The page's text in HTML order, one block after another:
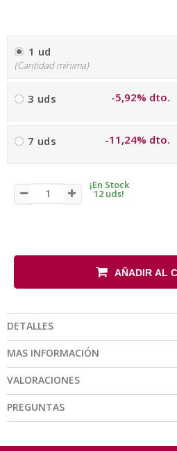
1 ud
(Cantidad mínima)
3 uds -5,92% dto.
7 uds -11,24% dto.
¡En Stock
12 uds!
AÑADIR AL
DETALLES
MAS INFORMACIÓN
VALORACIONES
PREGUNTAS